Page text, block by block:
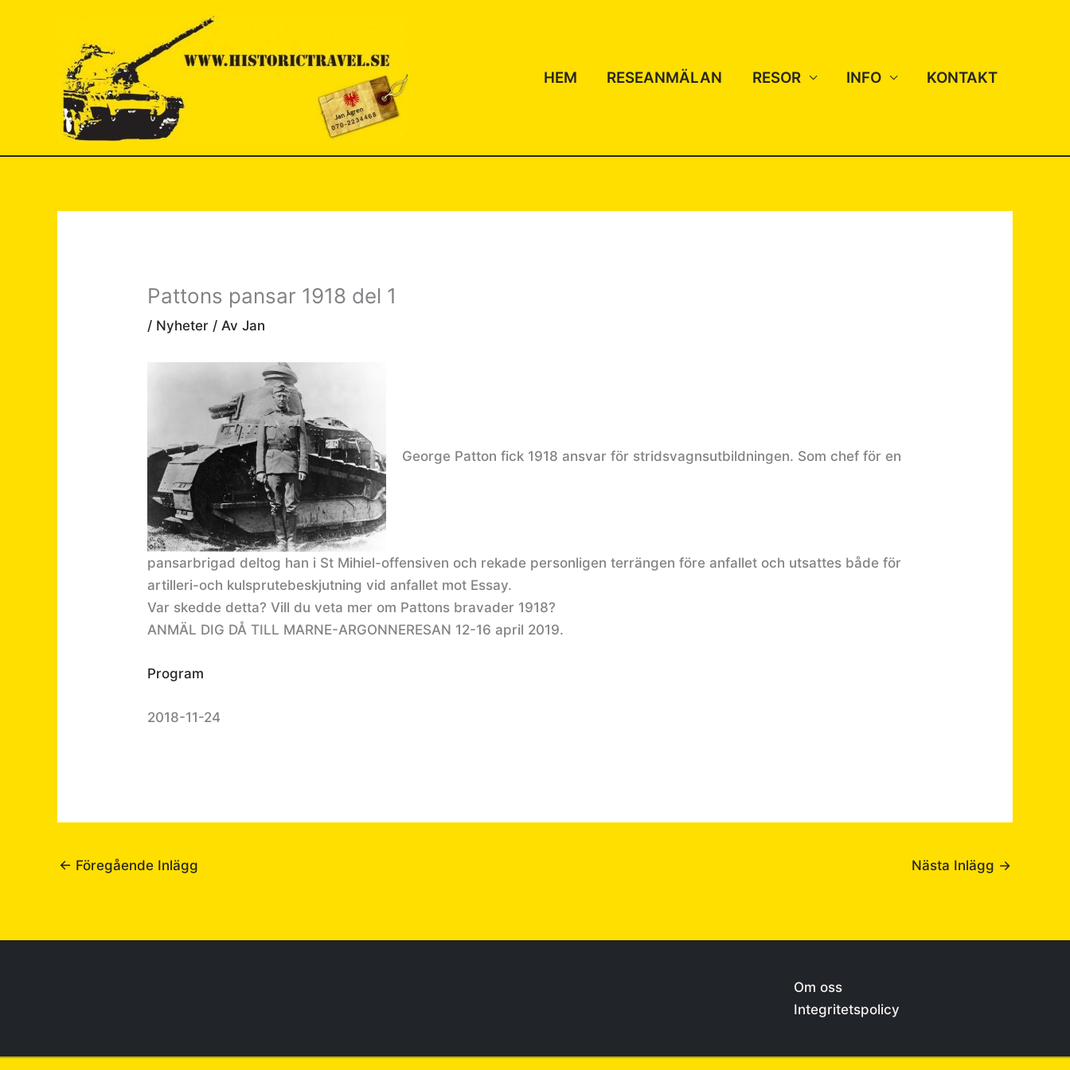
HEM RESEANMÄLAN RESOR INFO KONTAKT
Pattons pansar 1918 del 1
/ Nyheter / AvJan
George Patton fick 1918 ansvar för stridsvagnsutbildningen. Som chef för en
pansarbrigad deltog han i St Mihiel-offensiven och rekade personligen terrängen före anfallet och utsattes både för
artilleri-och kulsprutebeskjutning vid anfallet mot Essay.
Var skedde detta? Vill du veta mer om Pattons bravader 1918?
ANMÄL DIG DÅ TILL MARNE-ARGONNERESAN 12-16 april 2019.
Program
2018-11-24
← Föregående Inlägg Nästa Inlägg →
Om oss
Integritetspolicy